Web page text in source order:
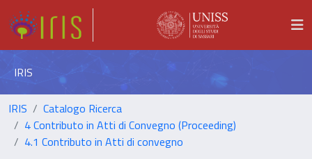
IRIS
IRIS
Catalogo Ricerca
4 Contributo in Atti di Convegno (Proceeding)
4.1 Contributo in Atti di convegno